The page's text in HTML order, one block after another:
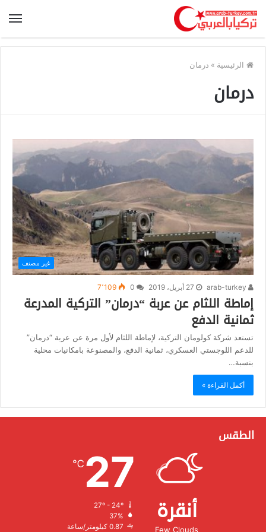
الرئيسية » درمان
درمان
غير مصنف
27 أبريل، 2019 7٬109
إماطة اللثام عن عربة “درمان” التركية المدرعة
ثمانية الدفع
تستعد شركة كولومان التركية، لإماطة اللثام لأول مرة عن عربة “درمان”
للدعم اللوجستي العسكري، ثمانية الدفع، والمصنوعة بامكانيات محلية
بنسبة…
أكمل القراءة »
الطقس
أنقرة
Few Clouds
27
℃
الرطوبة:
الرياح: